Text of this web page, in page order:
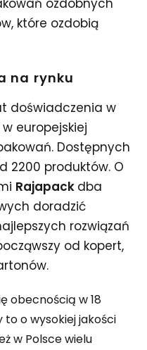
ozdobnych
które ozdobią
na rynku
doświadczenia w
europejskiej
Dostępnych
2200 produktów. O
Rajapack dba
doradzić
rozwiązań
od kopert,
obecnością w 18
to o wysokiej jakości
w Polsce wielu